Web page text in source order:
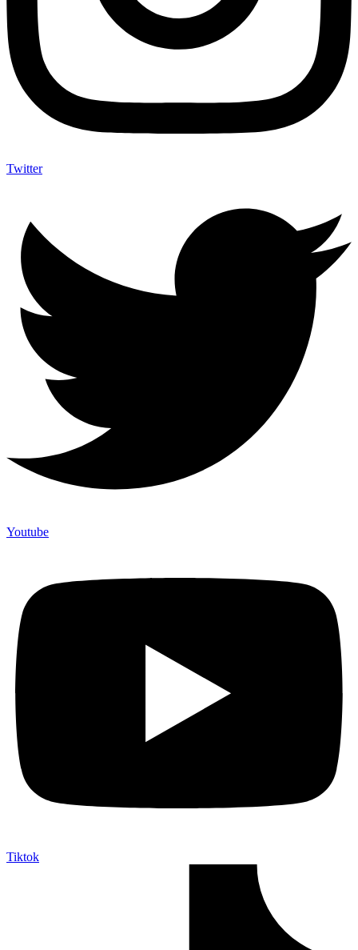
Twitter
Youtube
Tiktok